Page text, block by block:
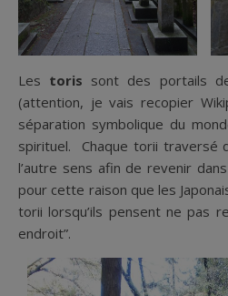
Les toris sont des portails
(attention, je vais recopier
séparation symbolique du
spirituel. Chaque torii traversé
l’autre sens afin de revenir
pour cette raison que les
torii lorsqu’ils pensent ne pas
endroit”.